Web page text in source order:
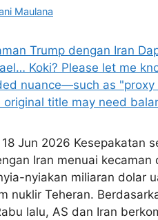
Maulana
Jun 2026 Kesepakatan
Iran menuai
nyiakan miliaran dolar
nuklir Teheran.
lalu, AS dan Iran